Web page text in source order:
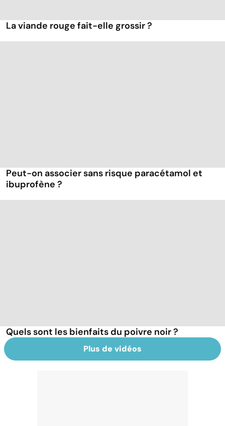
La viande rouge fait-elle grossir ?
Peut-on associer sans risque paracétamol et
ibuprofène ?
Quels sont les bienfaits du poivre noir ?
Plus de vidéos